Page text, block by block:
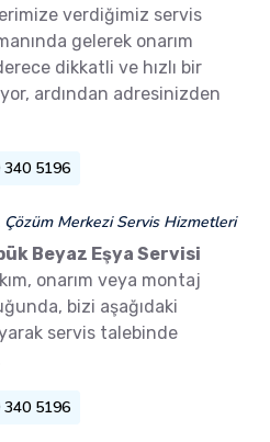
verdiğimiz servis
gelerek onarım
dikkatli ve hızlı bir
ardından adresinizden
5196
Çözüm Merkezi Servis Hizmetleri
Beyaz Eşya Servisi
onarım veya montaj
bizi aşağıdaki
servis talebinde
5196